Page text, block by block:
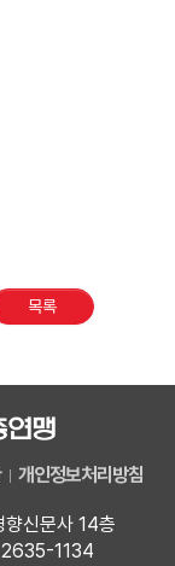
목록
개인정보처리방침
신문사 14층
1134